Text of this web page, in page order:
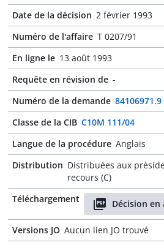
Date de la décision 2 février 1993
Numéro de l'affaire T 0207/91
En ligne le 13 août 1993
Requête en révision de -
Numéro de la demande 84106971.9
Classe de la CIB C10M 111/04
Langue de la procédure Anglais
Distribution Distribuées aux
recours (C)
Téléchargement
Décision en
Versions JO Aucun lien JO trouvé